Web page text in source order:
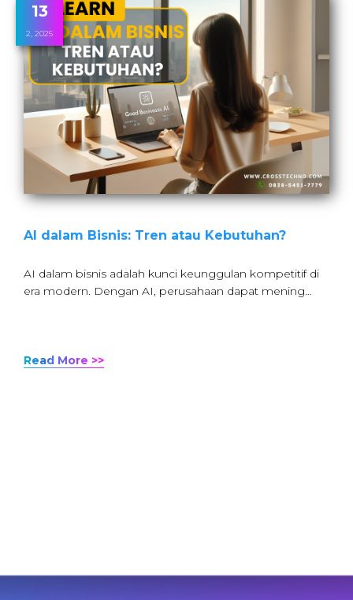
13
2, 2025
AI dalam Bisnis: Tren atau Kebutuhan?
AI dalam bisnis adalah kunci keunggulan kompetitif di
era modern. Dengan AI, perusahaan dapat mening…
Read More >>